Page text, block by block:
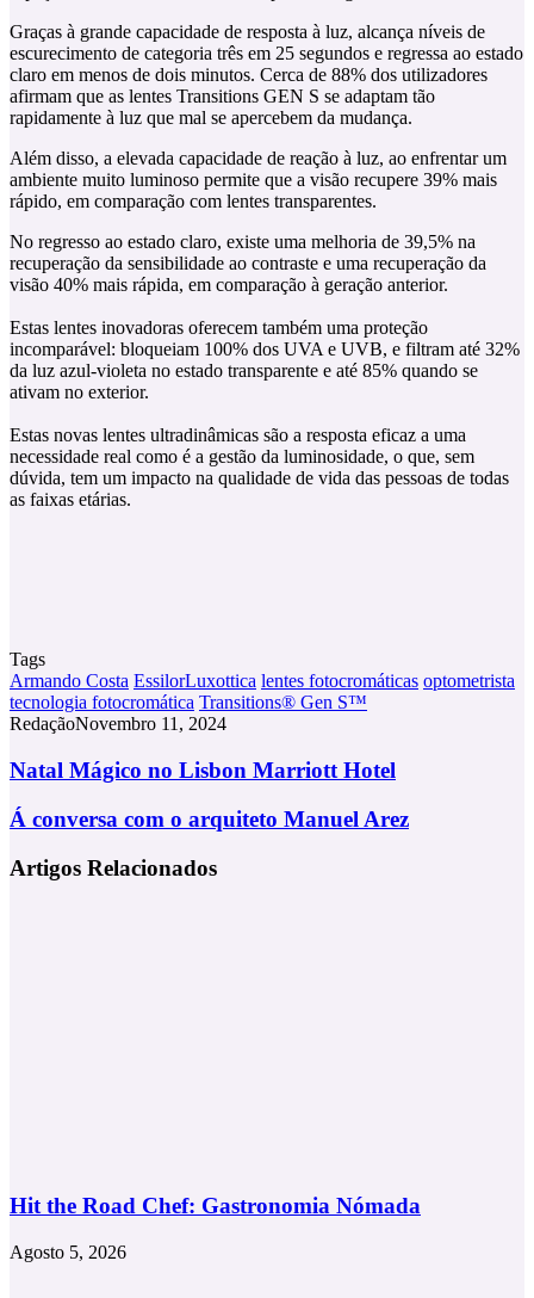
Graças à grande capacidade de resposta à luz, alcança níveis de
escurecimento de categoria três em 25 segundos e regressa ao estado
claro em menos de dois minutos. Cerca de 88% dos utilizadores
afirmam que as lentes Transitions GEN S se adaptam tão
rapidamente à luz que mal se apercebem da mudança.
Além disso, a elevada capacidade de reação à luz, ao enfrentar um
ambiente muito luminoso permite que a visão recupere 39% mais
rápido, em comparação com lentes transparentes.
No regresso ao estado claro, existe uma melhoria de 39,5% na
recuperação da sensibilidade ao contraste e uma recuperação da
visão 40% mais rápida, em comparação à geração anterior.
Estas lentes inovadoras oferecem também uma proteção
incomparável: bloqueiam 100% dos UVA e UVB, e filtram até 32%
da luz azul-violeta no estado transparente e até 85% quando se
ativam no exterior.
Estas novas lentes ultradinâmicas são a resposta eficaz a uma
necessidade real como é a gestão da luminosidade, o que, sem
dúvida, tem um impacto na qualidade de vida das pessoas de todas
as faixas etárias.
Tags
Armando Costa EssilorLuxottica lentes fotocromáticas optometrista
tecnologia fotocromática Transitions® Gen S™
RedaçãoNovembro 11, 2024
Natal
no
Lisbon
Hotel
Natal Mágico no Lisbon Marriott Hotel
Á
com
o
Á conversa com o arquiteto Manuel Arez
Artigos Relacionados
Hit the Road Chef: Gastronomia Nómada
Agosto 5, 2026